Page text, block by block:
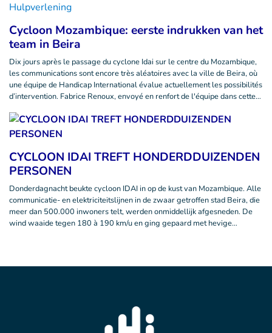
Hulpverlening
Cycloon Mozambique: eerste indrukken van het
team in Beira
Dix jours après le passage du cyclone Idai sur le centre du Mozambique,
les communications sont encore très aléatoires avec la ville de Beira, où
une équipe de Handicap International évalue actuellement les possibilités
d’intervention. Fabrice Renoux, envoyé en renfort de l'équipe dans cette…
CYCLOON IDAI TREFT HONDERDDUIZENDEN
PERSONEN
Donderdagnacht beukte cycloon IDAI in op de kust van Mozambique. Alle
communicatie- en elektriciteitslijnen in de zwaar getroffen stad Beira, die
meer dan 500.000 inwoners telt, werden onmiddellijk afgesneden. De
wind waaide tegen 180 à 190 km/u en ging gepaard met hevige…